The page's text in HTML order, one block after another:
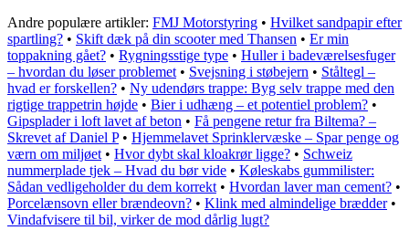
Andre populære artikler: FMJ Motorstyring • Hvilket sandpapir efter
spartling? • Skift dæk på din scooter med Thansen • Er min
toppakning gået? • Rygningsstige type • Huller i badeværelsesfuger
– hvordan du løser problemet • Svejsning i støbejern • Ståltegl –
hvad er forskellen? • Ny udendørs trappe: Byg selv trappe med den
rigtige trappetrin højde • Bier i udhæng – et potentiel problem? •
Gipsplader i loft lavet af beton • Få pengene retur fra Biltema? –
Skrevet af Daniel P• Hjemmelavet Sprinklervæske – Spar penge og
værn om miljøet • Hvor dybt skal kloakrør ligge? • Schweiz
nummerplade tjek – Hvad du bør vide • Køleskabs gummilister:
Sådan vedligeholder du dem korrekt • Hvordan laver man cement? •
Porcelænsovn eller brændeovn? • Klink med almindelige brædder•
Vindafvisere til bil, virker de mod dårlig lugt?